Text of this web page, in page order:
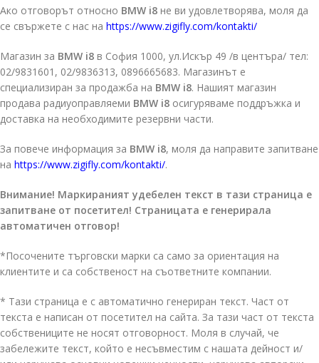
Ако отговорът относно BMW i8 не ви удовлетворява, моля да
се свържете с нас на https://www.zigifly.com/kontakti/
Магазин за BMW i8 в София 1000, ул.Искър 49 /в центъра/ тел:
02/9831601, 02/9836313, 0896665683. Магазинът е
специализиран за продажба на BMW i8. Нашият магазин
продава радиуоправляеми BMW i8 осигуряваме поддръжка и
доставка на необходимите резервни части.
За повече информация за BMW i8, моля да направите запитване
на https://www.zigifly.com/kontakti/.
Внимание! Маркираният удебелен текст в тази страница е
запитване от посетител! Страницата е генерирала
автоматичен отговор!
*Посочените търговски марки са само за ориентация на
клиентите и са собственост на съответните компании.
* Тази страница е с автоматично генериран текст. Част от
текста е написан от посетител на сайта. За тази част от текста
собствениците не носят отговорност. Моля в случай, че
забележите текст, който е несъвместим с нашата дейност и/